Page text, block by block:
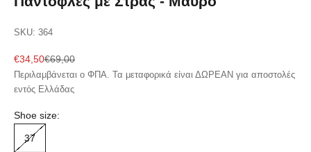
SKU: 364
Sale price
€34,50Regular price
€69,00
Περιλαμβάνεται ο ΦΠΑ. Τα μεταφορικά είναι ΔΩΡΕΑΝ για αποστολές
εντός Ελλάδας
Shoe size:
37